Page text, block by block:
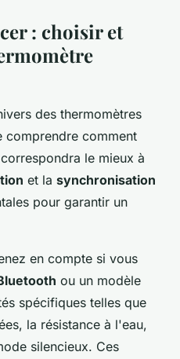
: choisir et
des thermomètres
comprendre comment
le mieux à
et la synchronisation
pour garantir un
en compte si vous
ou un modèle
spécifiques telles que
la résistance à l'eau,
silencieux. Ces